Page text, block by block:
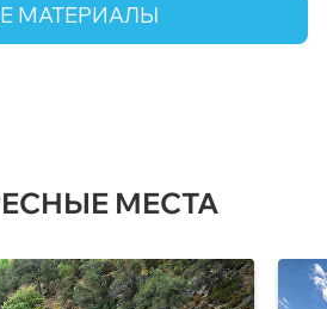
МАТЕРИАЛЫ
МЕСТА